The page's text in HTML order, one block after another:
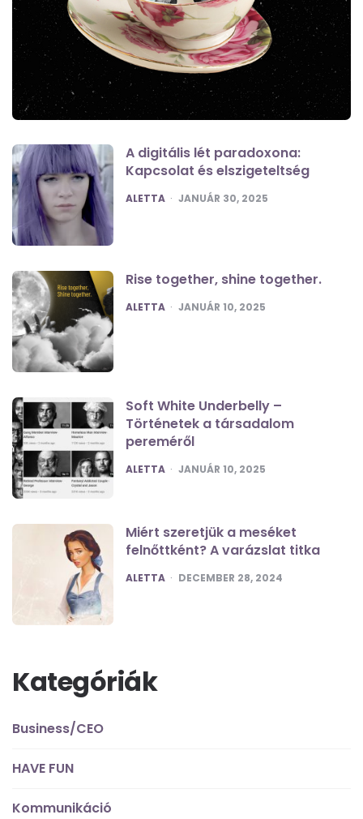
A digitális lét paradoxona:
Kapcsolat és elszigeteltség
POSTED
ALETTA JANUÁR 30, 2025
Rise together, shine together.
POSTED
ALETTA JANUÁR 10, 2025
Soft White Underbelly –
Történetek a társadalom
pereméről
POSTED
ALETTA JANUÁR 10, 2025
Miért szeretjük a meséket
felnőttként? A varázslat titka
POSTED
ALETTA DECEMBER 28, 2024
Kategóriák
Business/CEO
HAVE FUN
Kommunikáció